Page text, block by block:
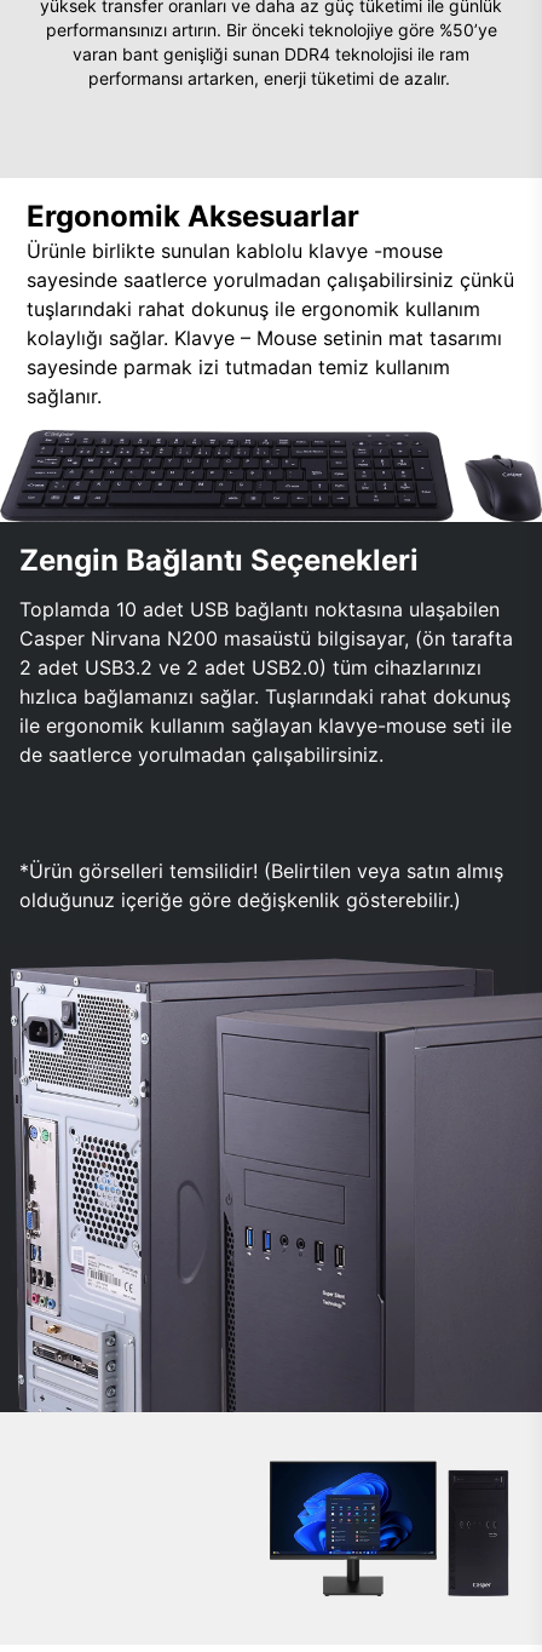
yüksek transfer oranları ve daha az güç tüketimi ile günlük
performansınızı artırın. Bir önceki teknolojiye göre %50’ye
varan bant genişliği sunan DDR4 teknolojisi ile ram
performansı artarken, enerji tüketimi de azalır.
Ergonomik Aksesuarlar
Ürünle birlikte sunulan kablolu klavye -mouse
sayesinde saatlerce yorulmadan çalışabilirsiniz çünkü
tuşlarındaki rahat dokunuş ile ergonomik kullanım
kolaylığı sağlar. Klavye – Mouse setinin mat tasarımı
sayesinde parmak izi tutmadan temiz kullanım
sağlanır.
Zengin Bağlantı Seçenekleri
Toplamda 10 adet USB bağlantı noktasına ulaşabilen
Casper Nirvana N200 masaüstü bilgisayar, (ön tarafta
2 adet USB3.2 ve 2 adet USB2.0) tüm cihazlarınızı
hızlıca bağlamanızı sağlar. Tuşlarındaki rahat dokunuş
ile ergonomik kullanım sağlayan klavye-mouse seti ile
de saatlerce yorulmadan çalışabilirsiniz.
*Ürün görselleri temsilidir! (Belirtilen veya satın almış
olduğunuz içeriğe göre değişkenlik gösterebilir.)